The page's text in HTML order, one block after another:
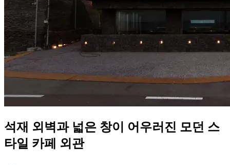
석재 외벽과 넓은 창이 어우러진 모던 스
타일 카페 외관